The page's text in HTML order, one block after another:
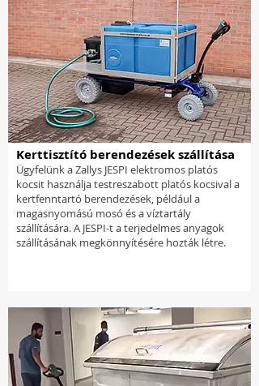
Kerttisztító berendezések szállítása
Ügyfelünk a Zallys JESPI elektromos platós
kocsit használja testreszabott platós kocsival a
kertfenntartó berendezések, például a
magasnyomású mosó és a víztartály
szállítására. A JESPI-t a terjedelmes anyagok
szállításának megkönnyítésére hozták létre.